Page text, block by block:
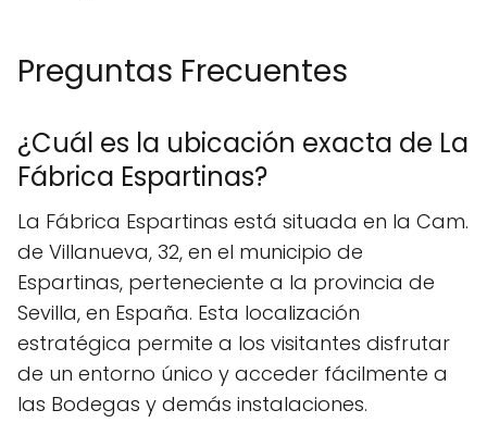
Preguntas Frecuentes
¿Cuál es la ubicación exacta de La
Fábrica Espartinas?
La Fábrica Espartinas está situada en la Cam.
de Villanueva, 32, en el municipio de
Espartinas, perteneciente a la provincia de
Sevilla, en España. Esta localización
estratégica permite a los visitantes disfrutar
de un entorno único y acceder fácilmente a
las Bodegas y demás instalaciones.